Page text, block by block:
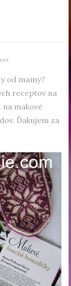
od mamy?
receptov na
makové
Ďakujem za